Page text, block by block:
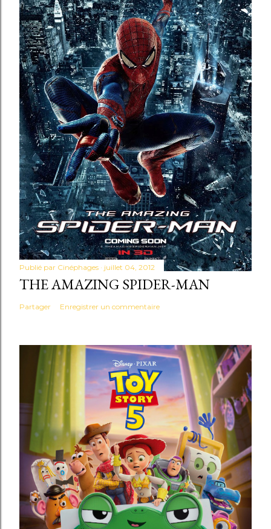
Publié par Cinéphages juillet 04, 2012
THE AMAZING SPIDER-MAN
Partager Enregistrer un commentaire